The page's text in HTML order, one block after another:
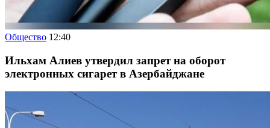
Общество 12:40
Ильхам Алиев утвердил запрет на оборот
электронных сигарет в Азербайджане